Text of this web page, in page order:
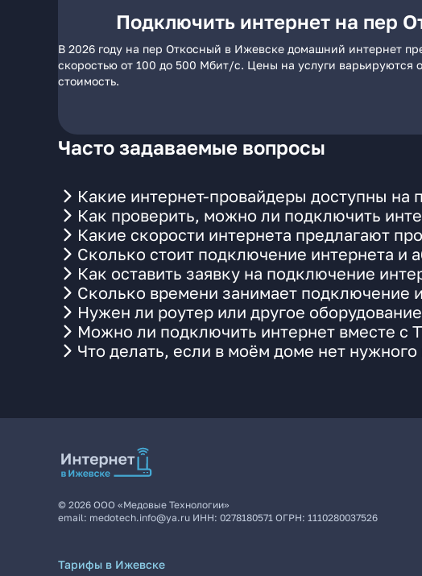
Подключить интернет на пер
В 2026 году на пер Откосный в Ижевске домашний интернет
скоростью от 100 до 500 Мбит/с. Цены на услуги
стоимость.
Часто задаваемые вопросы
Какие интернет-провайдеры доступны на
Как проверить, можно ли подключить
Какие скорости интернета предлагают
Сколько стоит подключение интернета и
Как оставить заявку на подключение
Сколько времени занимает подключение
Нужен ли роутер или другое
Можно ли подключить интернет вместе с
Что делать, если в моём доме нет нужного
© 2026 ООО «Медовые Технологии»
email: medotech.info@ya.ru ИНН: 0278180571 ОГРН: 1110280037526
Тарифы в Ижевске